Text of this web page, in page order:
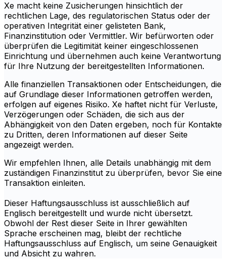
Xe macht keine Zusicherungen hinsichtlich der
rechtlichen Lage, des regulatorischen Status oder der
operativen Integrität einer gelisteten Bank,
Finanzinstitution oder Vermittler. Wir befürworten oder
überprüfen die Legitimität keiner eingeschlossenen
Einrichtung und übernehmen auch keine Verantwortung
für Ihre Nutzung der bereitgestellten Informationen.
Alle finanziellen Transaktionen oder Entscheidungen, die
auf Grundlage dieser Informationen getroffen werden,
erfolgen auf eigenes Risiko. Xe haftet nicht für Verluste,
Verzögerungen oder Schäden, die sich aus der
Abhängigkeit von den Daten ergeben, noch für Kontakte
zu Dritten, deren Informationen auf dieser Seite
angezeigt werden.
Wir empfehlen Ihnen, alle Details unabhängig mit dem
zuständigen Finanzinstitut zu überprüfen, bevor Sie eine
Transaktion einleiten.
Dieser Haftungsausschluss ist ausschließlich auf
Englisch bereitgestellt und wurde nicht übersetzt.
Obwohl der Rest dieser Seite in Ihrer gewählten
Sprache erscheinen mag, bleibt der rechtliche
Haftungsausschluss auf Englisch, um seine Genauigkeit
und Absicht zu wahren.